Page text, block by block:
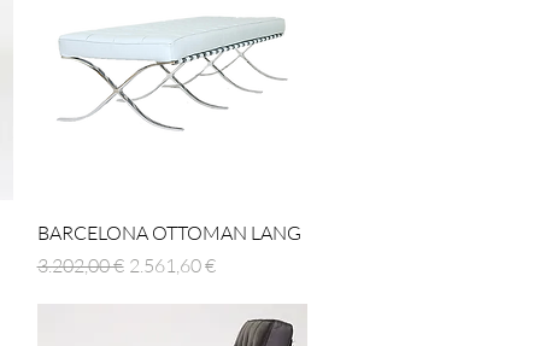
Hurtigvisning
BARCELONA OTTOMAN LANG
Regulær pris
3.202,00 € Salgspris
2.561,60 €